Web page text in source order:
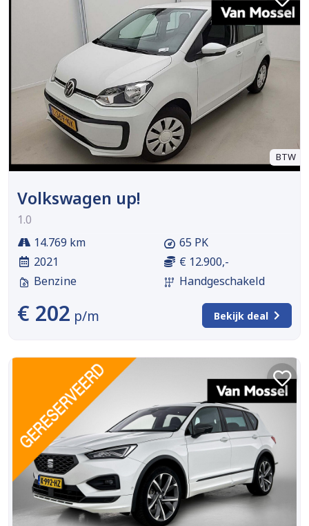
BTW
Volkswagen up!
1.0
14.769 km
2021
Benzine
65 PK
€ 12.900,-
Handgeschakeld
€ 202 p/m Bekijk deal